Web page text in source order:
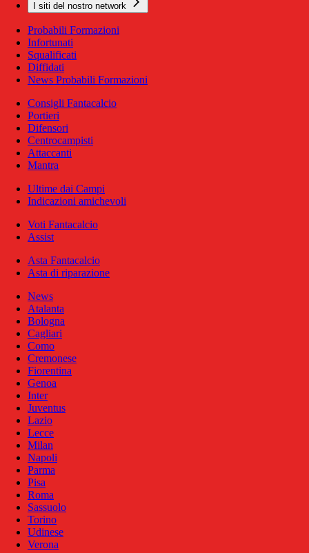
I siti del nostro network
Probabili Formazioni
Infortunati
Squalificati
Diffidati
News Probabili Formazioni
Consigli Fantacalcio
Portieri
Difensori
Centrocampisti
Attaccanti
Mantra
Ultime dai Campi
Indicazioni amichevoli
Voti Fantacalcio
Assist
Asta Fantacalcio
Asta di riparazione
News
Atalanta
Bologna
Cagliari
Como
Cremonese
Fiorentina
Genoa
Inter
Juventus
Lazio
Lecce
Milan
Napoli
Parma
Pisa
Roma
Sassuolo
Torino
Udinese
Verona